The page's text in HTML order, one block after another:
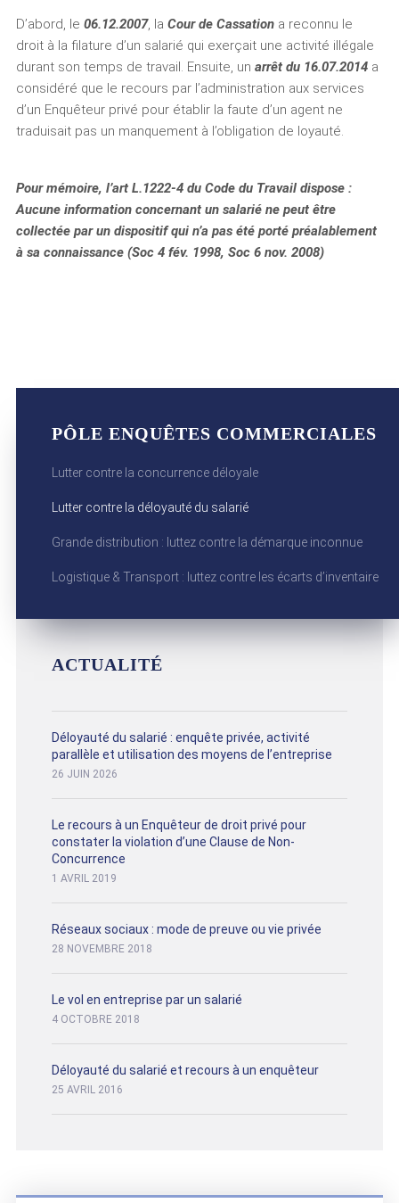
D’abord, le 06.12.2007, la Cour de Cassationa reconnu le
droit à la filature d’un salarié qui exerçait une activité illégale
durant son temps de travail. Ensuite, un arrêt du 16.07.2014a
considéré que le recours par l’administration aux services
d’un Enquêteur privé pour établir la faute d’un agent ne
traduisait pas un manquement à l’obligation de loyauté.
Pour mémoire, l’art L.1222-4 du Code du Travail dispose :
Aucune information concernant un salarié ne peut être
collectée par un dispositif qui n’a pas été porté préalablement
à sa connaissance (Soc 4 fév. 1998, Soc 6 nov. 2008)
PÔLE ENQUÊTES COMMERCIALES
Lutter contre la concurrence déloyale
Lutter contre la déloyauté du salarié
Grande distribution : luttez contre la démarque inconnue
Logistique & Transport : luttez contre les écarts d’inventaire
ACTUALITÉ
Déloyauté du salarié : enquête privée, activité
parallèle et utilisation des moyens de l’entreprise
26 JUIN 2026
Le recours à un Enquêteur de droit privé pour
constater la violation d’une Clause de Non-
Concurrence
1 AVRIL 2019
Réseaux sociaux : mode de preuve ou vie privée
28 NOVEMBRE 2018
Le vol en entreprise par un salarié
4 OCTOBRE 2018
Déloyauté du salarié et recours à un enquêteur
25 AVRIL 2016